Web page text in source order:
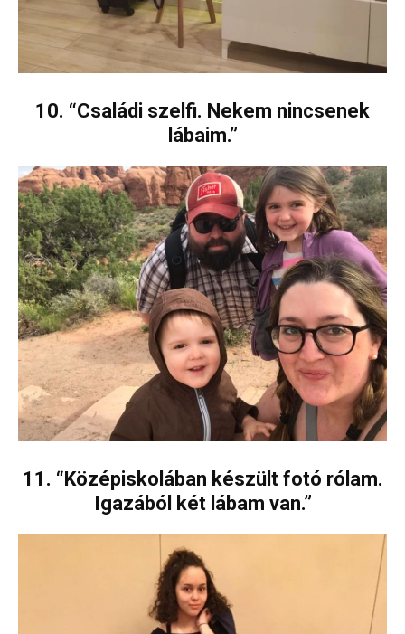
10. “Családi szelfi. Nekem nincsenek
lábaim.”
11. “Középiskolában készült fotó rólam.
Igazából két lábam van.”